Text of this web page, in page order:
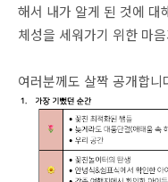
해서 내가 알게 된 것에 대
체성을 세워가기 위한 마
여러분께도 살짝 공개합니